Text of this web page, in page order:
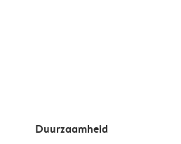
Duurzaamheid